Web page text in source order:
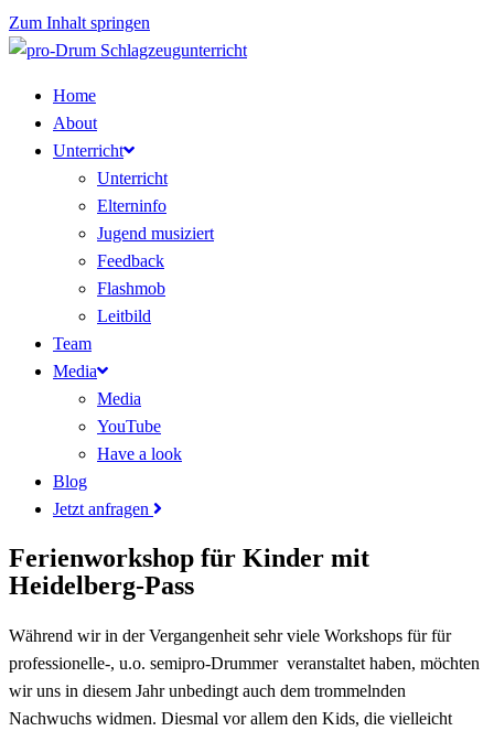
Zum Inhalt springen
Home
About
Unterricht
Unterricht
Elterninfo
Jugend musiziert
Feedback
Flashmob
Leitbild
Team
Media
Media
YouTube
Have a look
Blog
Jetzt anfragen
Ferienworkshop für Kinder mit
Heidelberg-Pass
Während wir in der Vergangenheit sehr viele Workshops für für
professionelle-, u.o. semipro-Drummer veranstaltet haben, möchten
wir uns in diesem Jahr unbedingt auch dem trommelnden
Nachwuchs widmen. Diesmal vor allem den Kids, die vielleicht